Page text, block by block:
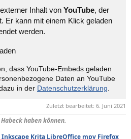
Inhalt von YouTube, der
Er kann mit einem Klick geladen
werden.
dass YouTube-Embeds geladen
Daten an YouTube
in der Datenschutzerklärung
Zuletzt bearbeitet: 6. Juni 2021
haben können.
Inkscape Krita LibreOffice mpv Firefox